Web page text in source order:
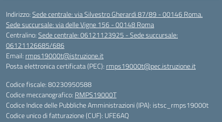
Indirizzo:Sede centrale: via Silvestro Gherardi 87/89 - 00146 Roma.
Sede succursale: via delle Vigne 156 - 00148 Roma
Centralino:Sede centrale: 06121123925 - Sede succursale:
06121126685/686
Email: rmps19000t@istruzione.it
Posta elettronica certificata (PEC): rmps19000t@pec.istruzione.it
Codice fiscale: 80230950588
Codice meccanografico: RMPS19000T
Codice Indice delle Pubbliche Amministrazioni (IPA): istsc_rmps19000t
Codice unico di fatturazione (CUF): UFE6AQ